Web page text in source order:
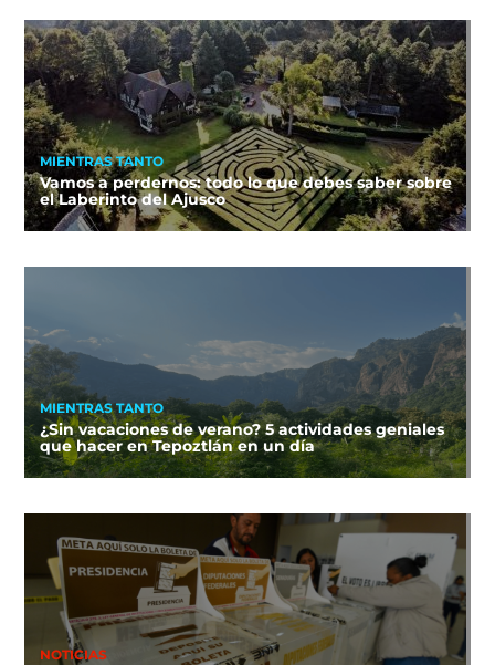
MIENTRAS TANTO
Vamos a perdernos: todo lo que debes saber sobre
el Laberinto del Ajusco
MIENTRAS TANTO
¿Sin vacaciones de verano? 5 actividades geniales
que hacer en Tepoztlán en un día
NOTICIAS